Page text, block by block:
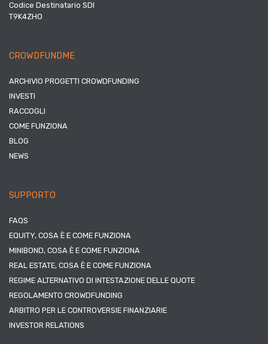
Codice Destinatario SDI
T9K4ZHO
CROWDFUNDME
ARCHIVIO PROGETTI CROWDFUNDING
INVESTI
RACCOGLI
COME FUNZIONA
BLOG
NEWS
SUPPORTO
FAQS
EQUITY, COSA È E COME FUNZIONA
MINIBOND, COSA È E COME FUNZIONA
REAL ESTATE, COSA È E COME FUNZIONA
REGIME ALTERNATIVO DI INTESTAZIONE DELLE QUOTE
REGOLAMENTO CROWDFUNDING
ARBITRO PER LE CONTROVERSIE FINANZIARIE
INVESTOR RELATIONS